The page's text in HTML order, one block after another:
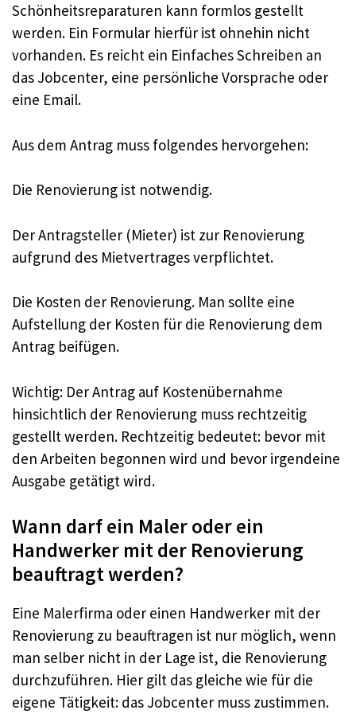
Schönheitsreparaturen kann formlos gestellt
werden. Ein Formular hierfür ist ohnehin nicht
vorhanden. Es reicht ein Einfaches Schreiben an
das Jobcenter, eine persönliche Vorsprache oder
eine Email.
Aus dem Antrag muss folgendes hervorgehen:
Die Renovierung ist notwendig.
Der Antragsteller (Mieter) ist zur Renovierung
aufgrund des Mietvertrages verpflichtet.
Die Kosten der Renovierung. Man sollte eine
Aufstellung der Kosten für die Renovierung dem
Antrag beifügen.
Wichtig: Der Antrag auf Kostenübernahme
hinsichtlich der Renovierung muss rechtzeitig
gestellt werden. Rechtzeitig bedeutet: bevor mit
den Arbeiten begonnen wird und bevor irgendeine
Ausgabe getätigt wird.
Wann darf ein Maler oder ein
Handwerker mit der Renovierung
beauftragt werden?
Eine Malerfirma oder einen Handwerker mit der
Renovierung zu beauftragen ist nur möglich, wenn
man selber nicht in der Lage ist, die Renovierung
durchzuführen. Hier gilt das gleiche wie für die
eigene Tätigkeit: das Jobcenter muss zustimmen.